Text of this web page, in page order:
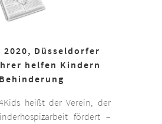
2020, Düsseldorfer
helfen Kindern
heißt der Verein, der
fördert –